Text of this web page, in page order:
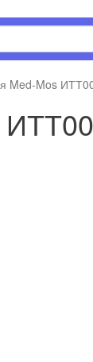
Med-Mos